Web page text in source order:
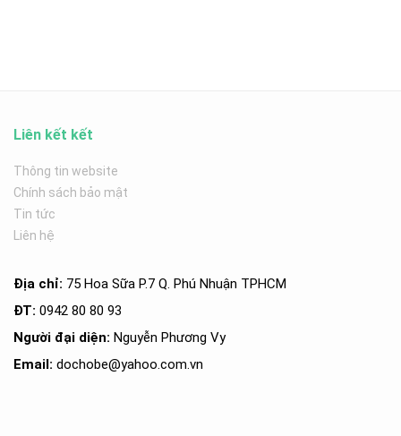
Liên kết kết
Thông tin website
Chính sách bảo mật
Tin tức
Liên hệ
Địa chỉ: 75 Hoa Sữa P.7 Q. Phú Nhuận TPHCM
ĐT: 0942 80 80 93
Người đại diện: Nguyễn Phương Vy
Email: dochobe@yahoo.com.vn